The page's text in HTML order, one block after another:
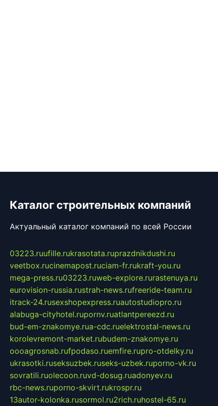
Каталог строительных компаний
Актуальный каталог компаний по всей России
03223.ruufille.rukrasotata.ruprazdnikdushi.ru
veetbox.rucinemapost.ruciam-fr.rukraft-you.ru
mega-press.ru03223.ruweb-explore.rurastenuya.ru
eurovision-russia.rustrah-news.rufreeride-team.ru
itrack-24.rusexshopexpress.ruautostudiopro.ru
alabuga-cityhotel.rupornv.ruatlantpereezd.ru
bud-em-znakomye.rua-cdc.ruelektrostal-news.ru
korolevremont-market.rubudem-znakomye.ru
oooagrosnab.rufpodaso.ruemfire.rupro-otdelky.ru
ukrasotki.ruseksuzbek.ruseks-uzbek.ruporno-vk.ru
sovratili.ruolecoon.ruvd-dosug.ruadonyev.ru
rbc-news.ruporno-skvirt.rukrospr.ru
13autor-kolonka.rusormol.ru2rich.ruhostel-65.ru